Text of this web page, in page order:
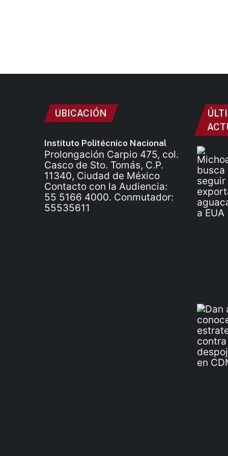
UBICACIÓN
Instituto Politécnico Nacional
Prolongación Carpio 475, col.
Casco de Sto. Tomás, C.P.
11340, Ciudad de México
Contacto con la Audiencia:
55 5166 4000. Conmutador:
55535611